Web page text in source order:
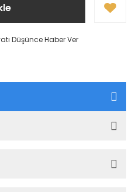
Düşünce Haber Ver